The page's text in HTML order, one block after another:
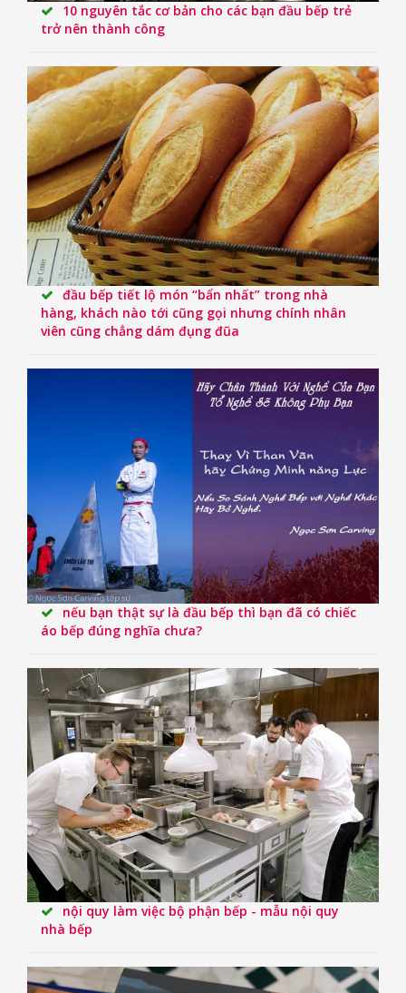
10 nguyên tắc cơ bản cho các bạn đầu bếp trẻ
trở nên thành công
đầu bếp tiết lộ món “bẩn nhất” trong nhà
hàng, khách nào tới cũng gọi nhưng chính nhân
viên cũng chẳng dám đụng đũa
nếu bạn thật sự là đầu bếp thì bạn đã có chiếc
áo bếp đúng nghĩa chưa?
nội quy làm việc bộ phận bếp - mẫu nội quy
nhà bếp